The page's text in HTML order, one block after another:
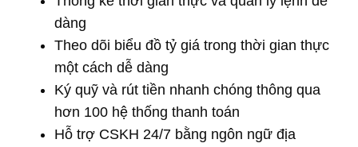
dàng
Theo dõi biểu đồ tỷ giá trong thời gian thực
một cách dễ dàng
Ký quỹ và rút tiền nhanh chóng thông qua
hơn 100 hệ thống thanh toán
Hỗ trợ CSKH 24/7 bằng ngôn ngữ địa